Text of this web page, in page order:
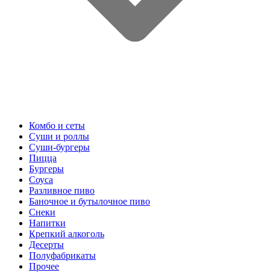
Комбо и сеты
Суши и роллы
Суши-бургеры
Пицца
Бургеры
Соуса
Разливное пиво
Баночное и бутылочное пиво
Снеки
Напитки
Крепкий алкоголь
Десерты
Полуфабрикаты
Прочее